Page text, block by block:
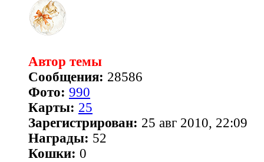
Автор темы
Сообщения: 28586
Фото: 990
Карты: 25
Зарегистрирован: 25 авг 2010, 22:09
Награды: 52
Кошки: 0